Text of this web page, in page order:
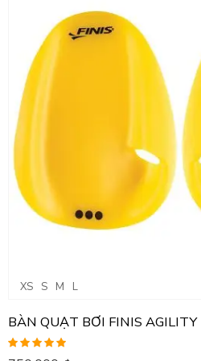
XS S M L
BÀN QUẠT BƠI FINIS AGILITY
Được xếp